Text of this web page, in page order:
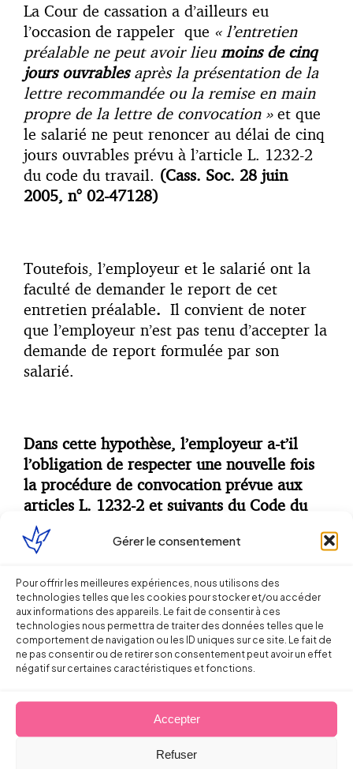
Gérer le consentement
Pour offrir les meilleures expériences, nous utilisons des
technologies telles que les cookies pour stocker et/ou accéder
aux informations des appareils. Le fait de consentir à ces
technologies nous permettra de traiter des données telles que le
comportement de navigation ou les ID uniques sur ce site. Le fait de
ne pas consentir ou de retirer son consentement peut avoir un effet
négatif sur certaines caractéristiques et fonctions.
Accepter
Refuser
La Cour de cassation a d’ailleurs eu
l’occasion de rappeler que « l’entretien
préalable ne peut avoir lieu moins de cinq
jours ouvrablesaprès la présentation de la
lettre recommandée ou la remise en main
propre de la lettre de convocation »et que
le salarié ne peut renoncer au délai de cinq
jours ouvrables prévu à l’article L. 1232-2
du code du travail. (Cass. Soc. 28 juin
2005, n° 02-47128)
Toutefois, l’employeur et le salarié ont la
faculté de demander le report de cet
entretien préalable. Il convient de noter
que l’employeur n’est pas tenu d’accepter la
demande de report formulée par son
salarié.
Dans cette hypothèse, l’employeur a-t’il
l’obligation de respecter une nouvelle fois
la procédure de convocation prévue aux
articles L. 1232-2 et suivants du Code du
travail ?
La Cour de cassation répond par la négative
et censure le raisonnement des juges du
fond aux motifs que :
« Lorsque le report de l’entretien intervient
à la demande du salarié, l’employeur est
simplement tenu de l’aviser, en temps utile
et par tous moyens, des nouvelles date et
heure de l’entretien. »